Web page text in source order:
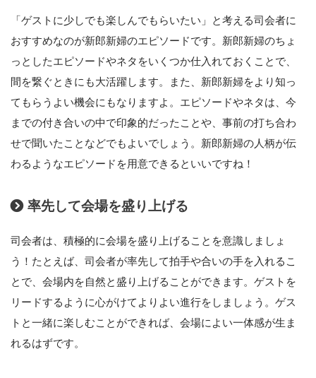
「ゲストに少しでも楽しんでもらいたい」と考える司会者に
おすすめなのが新郎新婦のエピソードです。新郎新婦のちょ
っとしたエピソードやネタをいくつか仕入れておくことで、
間を繋ぐときにも大活躍します。また、新郎新婦をより知っ
てもらうよい機会にもなりますよ。エピソードやネタは、今
までの付き合いの中で印象的だったことや、事前の打ち合わ
せで聞いたことなどでもよいでしょう。新郎新婦の人柄が伝
わるようなエピソードを用意できるといいですね！
率先して会場を盛り上げる
司会者は、積極的に会場を盛り上げることを意識しましょ
う！たとえば、司会者が率先して拍手や合いの手を入れるこ
とで、会場内を自然と盛り上げることができます。ゲストを
リードするように心がけてよりよい進行をしましょう。ゲス
トと一緒に楽しむことができれば、会場によい一体感が生ま
れるはずです。